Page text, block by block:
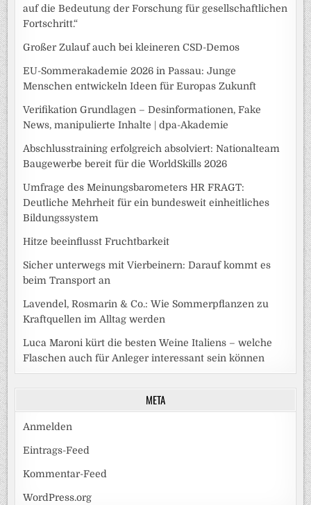
auf die Bedeutung der Forschung für gesellschaftlichen
Fortschritt.“
Großer Zulauf auch bei kleineren CSD-Demos
EU-Sommerakademie 2026 in Passau: Junge
Menschen entwickeln Ideen für Europas Zukunft
Verifikation Grundlagen – Desinformationen, Fake
News, manipulierte Inhalte | dpa-Akademie
Abschlusstraining erfolgreich absolviert: Nationalteam
Baugewerbe bereit für die WorldSkills 2026
Umfrage des Meinungsbarometers HR FRAGT:
Deutliche Mehrheit für ein bundesweit einheitliches
Bildungssystem
Hitze beeinflusst Fruchtbarkeit
Sicher unterwegs mit Vierbeinern: Darauf kommt es
beim Transport an
Lavendel, Rosmarin & Co.: Wie Sommerpflanzen zu
Kraftquellen im Alltag werden
Luca Maroni kürt die besten Weine Italiens – welche
Flaschen auch für Anleger interessant sein können
META
Anmelden
Eintrags-Feed
Kommentar-Feed
WordPress.org